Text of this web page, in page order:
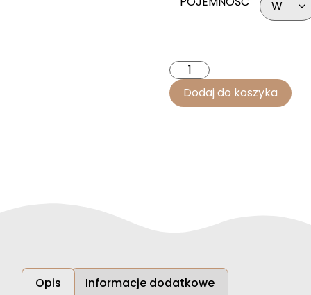
Dodaj do koszyka
Opis
Informacje dodatkowe